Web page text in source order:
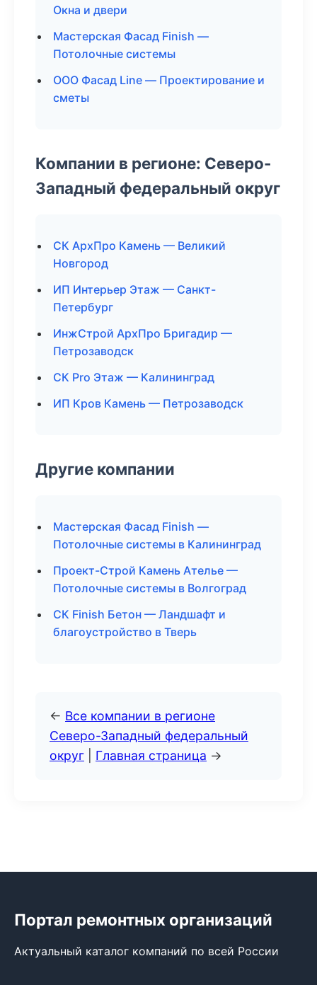
Окна и двери
Мастерская Фасад Finish —
Потолочные системы
ООО Фасад Line — Проектирование и
сметы
Компании в регионе: Северо-
Западный федеральный округ
СК АрхПро Камень — Великий
Новгород
ИП Интерьер Этаж — Санкт-
Петербург
ИнжСтрой АрхПро Бригадир —
Петрозаводск
СК Pro Этаж — Калининград
ИП Кров Камень — Петрозаводск
Другие компании
Мастерская Фасад Finish —
Потолочные системы в Калининград
Проект-Строй Камень Ателье —
Потолочные системы в Волгоград
СК Finish Бетон — Ландшафт и
благоустройство в Тверь
← Все компании в регионе
Северо-Западный федеральный
округ
Главная страница →
Портал ремонтных организаций
Актуальный каталог компаний по всей России